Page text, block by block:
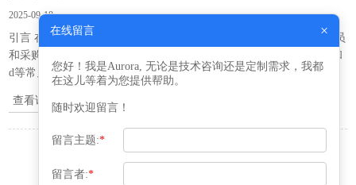
2025-09-18
引言 在管道系统中，准确理解各类管径规格术语对工程师、技术人员
和采购人员至关重要。本文将系统解析DN、英寸、D、De、Φ、dn和
d等常见管道规格标记的具体含义及应用场景。 …
查看详情
在线留言 ×
您好！我是Aurora, 无论是技术咨询还是定制需求，我都
在这儿等着为您提供帮助。
随时欢迎留言！
留言主题:*
留言者:*